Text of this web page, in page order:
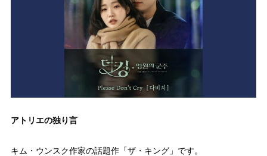
アトリエの独り言
キム・ウンスク作家の話題作「ザ・キング」です。